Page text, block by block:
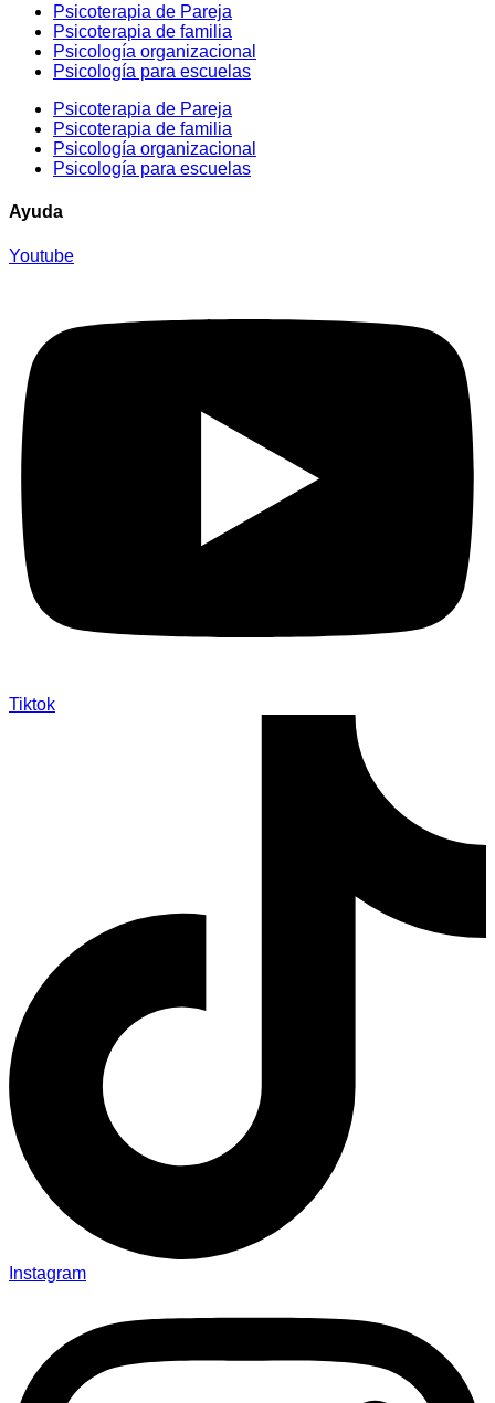
Psicoterapia de Pareja
Psicoterapia de familia
Psicología organizacional
Psicología para escuelas
Psicoterapia de Pareja
Psicoterapia de familia
Psicología organizacional
Psicología para escuelas
Ayuda
Youtube
Tiktok
Instagram